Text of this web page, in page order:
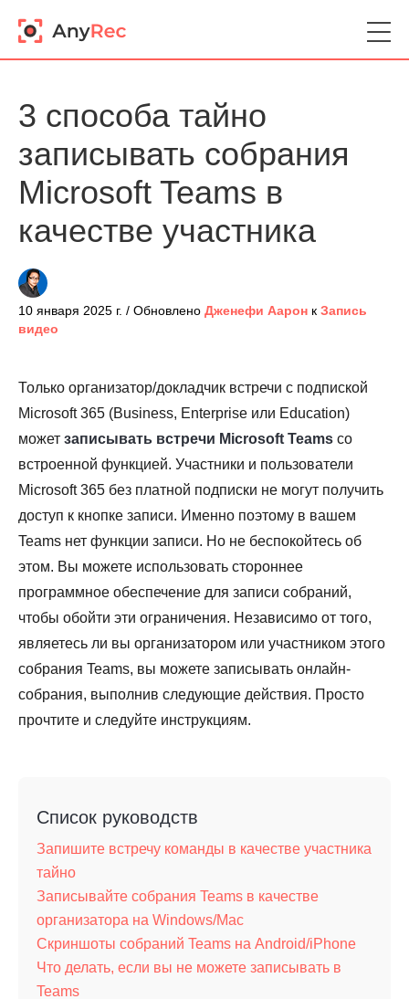
3 способа тайно
записывать собрания
Microsoft Teams в
качестве участника
10 января 2025 г. / Обновлено Дженефи Аарон к Запись
видео
Только организатор/докладчик встречи с подпиской
Microsoft 365 (Business, Enterprise или Education)
может записывать встречи Microsoft Teams со
встроенной функцией. Участники и пользователи
Microsoft 365 без платной подписки не могут получить
доступ к кнопке записи. Именно поэтому в вашем
Teams нет функции записи. Но не беспокойтесь об
этом. Вы можете использовать стороннее
программное обеспечение для записи собраний,
чтобы обойти эти ограничения. Независимо от того,
являетесь ли вы организатором или участником этого
собрания Teams, вы можете записывать онлайн-
собрания, выполнив следующие действия. Просто
прочтите и следуйте инструкциям.
Список руководств
Запишите встречу команды в качестве участника
тайно
Записывайте собрания Teams в качестве
организатора на Windows/Mac
Скриншоты собраний Teams на Android/iPhone
Что делать, если вы не можете записывать в
Teams